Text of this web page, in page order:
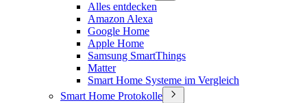
Alles entdecken
Amazon Alexa
Google Home
Apple Home
Samsung SmartThings
Matter
Smart Home Systeme im Vergleich
Smart Home Protokolle